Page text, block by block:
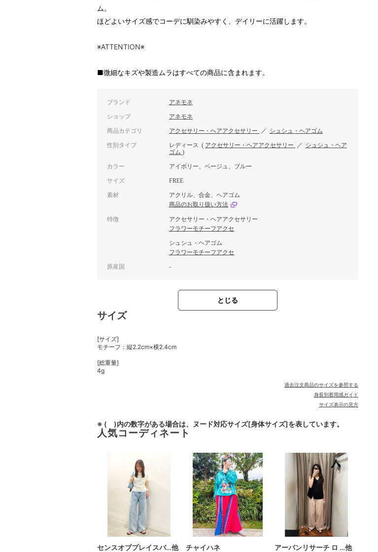
ム。
ほどよいサイズ感でコーデに馴染みやすく、デイリーに活躍します。
※ATTENTION※
■微細なキズや製造ムラはすべての商品に含まれます。
ブランド アネモネ
ショップ アネモネ
商品カテゴリ アクセサリー・ヘアアクセサリー ／ シュシュ・ヘアゴム
性別タイプ レディース ( アクセサリー・ヘアアクセサリー ／ シュシュ・ヘア
ゴム )
カラー アイボリー、ベージュ、ブルー
サイズ FREE
素材
アクリル、合金、ヘアゴム
商品のお取り扱い方法
特徴
アクセサリー・ヘアアクセサリー
フラワーモチーフアクセ
シュシュ・ヘアゴム
フラワーモチーフアクセ
原産国 -
とじる
サイズ
[サイズ]
モチーフ：縦2.2cm×横2.4cm
[総重量]
4g
過去注文商品のサイズを参照する
身長別着用感ガイド
サイズ表示の見方
※ ( )内の数字がある場合は、ヌード対応サイズ[身体サイズ]を表しています。
人気コーディネート
センスオブプレイスバ…他 チャイハネ アーバンリサーチ ロ …他